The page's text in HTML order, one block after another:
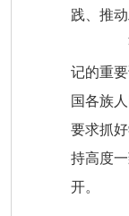
践、推动
张
记的重
国各族
要求抓
持高度
开。